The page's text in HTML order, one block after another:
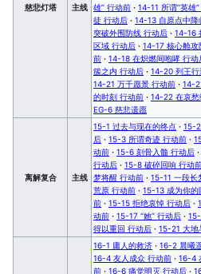
慈悲灯塔 主线
雄” 行动前 · 14-11 所谓“英雄
徒 行动后 · 14-13 自原点中降
突破外围防线 行动后 · 14-16
区域 行动后 · 14-17 核心舱攻
前 · 14-18 在炽燃间咆哮 行动
簇之内 行动后 · 14-20 列王行
14-21 万千愿景 行动前 · 14-
的时刻 行动前 · 14-22 在哀愁
EG-6 慈悲遗愿
离解复合 主线
15-1 过去与现在的终点 · 15-
后 · 15-3 所谓奇迹 行动前 ·
动前 · 15-6 刻骨入髓 行动后 ·
行动后 · 15-8 破碎回响 行动
梦将醒 行动前 · 15-11 一段长
荒原 行动前 · 15-13 成为你的
前 · 15-15 拒绝哀悼 行动后 ·
动前 · 15-17 “她” 行动后 ·
得以重回 行动后 · 15-21 大地
16-1 庸人的救济 · 16-2 晨曦
16-4 友人成众 行动前 · 16-4
前 · 16-6 痛觉明灭 行动后 ·